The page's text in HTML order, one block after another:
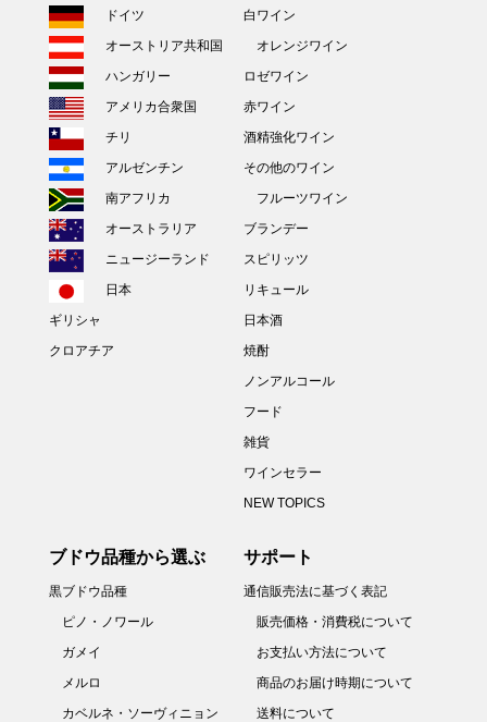
ドイツ
オーストリア共和国
ハンガリー
アメリカ合衆国
チリ
アルゼンチン
南アフリカ
オーストラリア
ニュージーランド
日本
ギリシャ
クロアチア
白ワイン
オレンジワイン
ロゼワイン
赤ワイン
酒精強化ワイン
その他のワイン
フルーツワイン
ブランデー
スピリッツ
リキュール
日本酒
焼酎
ノンアルコール
フード
雑貨
ワインセラー
NEW TOPICS
ブドウ品種から選ぶ
黒ブドウ品種
ピノ・ノワール
ガメイ
メルロ
カベルネ・ソーヴィニョン
サポート
通信販売法に基づく表記
販売価格・消費税について
お支払い方法について
商品のお届け時期について
送料について